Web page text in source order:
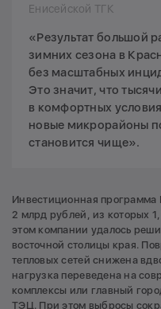
Енисейской ТГК
«Результат большой
зимних сезона в
без масштабных
Это значит, что
в комфортных
новые микрорайоны
становится чище».
Инвестиционная программа
2 млрд рублей, из которых
этом компании удалось
восточной столицы края.
тепловых сетей снижена
нагрузка переведена на
комплексы или главный
ТЭЦ. При этом выбросы